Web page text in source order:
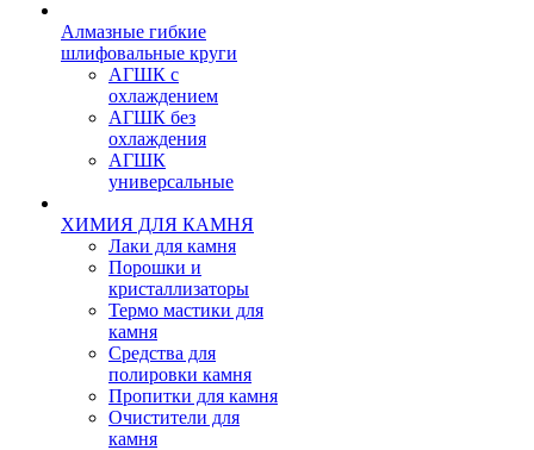
Алмазные гибкие
шлифовальные круги
АГШК с
охлаждением
АГШК без
охлаждения
АГШК
универсальные
ХИМИЯ ДЛЯ КАМНЯ
Лаки для камня
Порошки и
кристаллизаторы
Термо мастики для
камня
Средства для
полировки камня
Пропитки для камня
Очистители для
камня